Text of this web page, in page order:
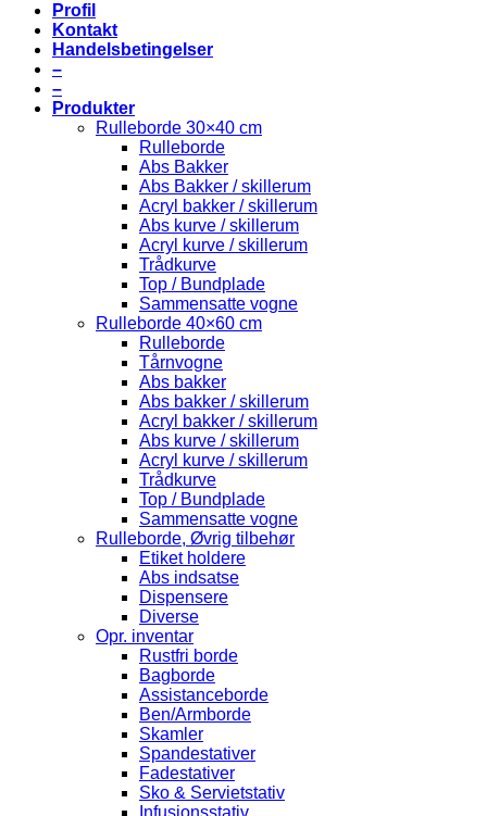
Profil
Kontakt
Handelsbetingelser
–
–
Produkter
Rulleborde 30×40 cm
Rulleborde
Abs Bakker
Abs Bakker / skillerum
Acryl bakker / skillerum
Abs kurve / skillerum
Acryl kurve / skillerum
Trådkurve
Top / Bundplade
Sammensatte vogne
Rulleborde 40×60 cm
Rulleborde
Tårnvogne
Abs bakker
Abs bakker / skillerum
Acryl bakker / skillerum
Abs kurve / skillerum
Acryl kurve / skillerum
Trådkurve
Top / Bundplade
Sammensatte vogne
Rulleborde, Øvrig tilbehør
Etiket holdere
Abs indsatse
Dispensere
Diverse
Opr. inventar
Rustfri borde
Bagborde
Assistanceborde
Ben/Armborde
Skamler
Spandestativer
Fadestativer
Sko & Servietstativ